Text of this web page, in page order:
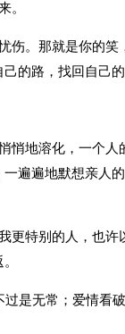
。
伤。那就是你的笑
的路，找回自己的
悄地溶化，一个人
遍遍地默想亲人
更特别的人，也许
是无常；爱情看